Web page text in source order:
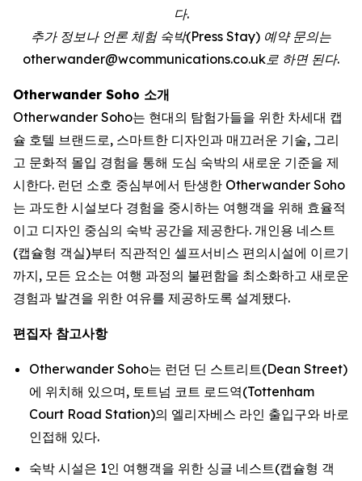
다.
추가 정보나 언론 체험 숙박(Press Stay) 예약 문의는
otherwander@wcommunications.co.uk로 하면 된다.
Otherwander Soho 소개
Otherwander Soho는 현대의 탐험가들을 위한 차세대 캡
슐 호텔 브랜드로, 스마트한 디자인과 매끄러운 기술, 그리
고 문화적 몰입 경험을 통해 도심 숙박의 새로운 기준을 제
시한다. 런던 소호 중심부에서 탄생한 Otherwander Soho
는 과도한 시설보다 경험을 중시하는 여행객을 위해 효율적
이고 디자인 중심의 숙박 공간을 제공한다. 개인용 네스트
(캡슐형 객실)부터 직관적인 셀프서비스 편의시설에 이르기
까지, 모든 요소는 여행 과정의 불편함을 최소화하고 새로운
경험과 발견을 위한 여유를 제공하도록 설계됐다.
편집자 참고사항
Otherwander Soho는 런던 딘 스트리트(Dean Street)
에 위치해 있으며, 토트넘 코트 로드역(Tottenham
Court Road Station)의 엘리자베스 라인 출입구와 바로
인접해 있다.
숙박 시설은 1인 여행객을 위한 싱글 네스트(캡슐형 객